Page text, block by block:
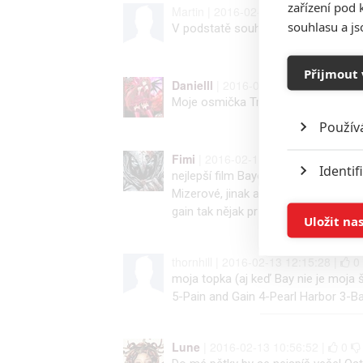
Martin | 2016-02-13 19:45:50 | 0
V podstatě souhla s tímto výběrem
Danielll | 2016-02-13 18:37:00 |
Moje osmička Transformers jedna
Fimi
nejlepší film Baye je jednoznačně
Mizerové, jinak asi nic....13 hodin
gain tak nějak průměr
thornhill | 2016-02-13 12:15:28 | 0
moja topka (aj keď Bay nie je moja
5-Pain and Gain 4-Pearl Harbor 3-
Lune
zařízení pod
souhlasu a
Přijmout
Uložit